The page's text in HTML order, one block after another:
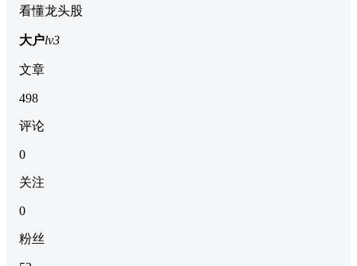
看懂龙头股
大户lv3
文章
498
评论
0
关注
0
粉丝